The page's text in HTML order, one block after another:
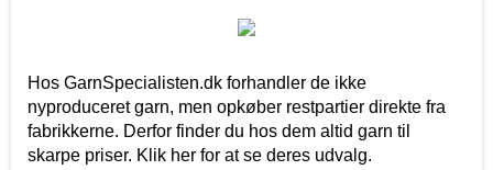
Hos GarnSpecialisten.dk forhandler de ikke
nyproduceret garn, men opkøber restpartier direkte fra
fabrikkerne. Derfor finder du hos dem altid garn til
skarpe priser. Klik her for at se deres udvalg.